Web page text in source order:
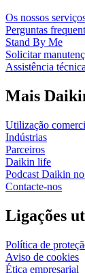
Os nossos
Perguntas
Stand By Me
Solicitar
Assistência técnica
Mais
Utilização
Indústrias
Parceiros
Daikin life
Podcast Daikin
Contacte-nos
Ligações
Política de
Aviso de cookies
Ética empresarial